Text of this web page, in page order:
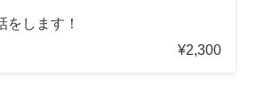
をします！
¥2,300